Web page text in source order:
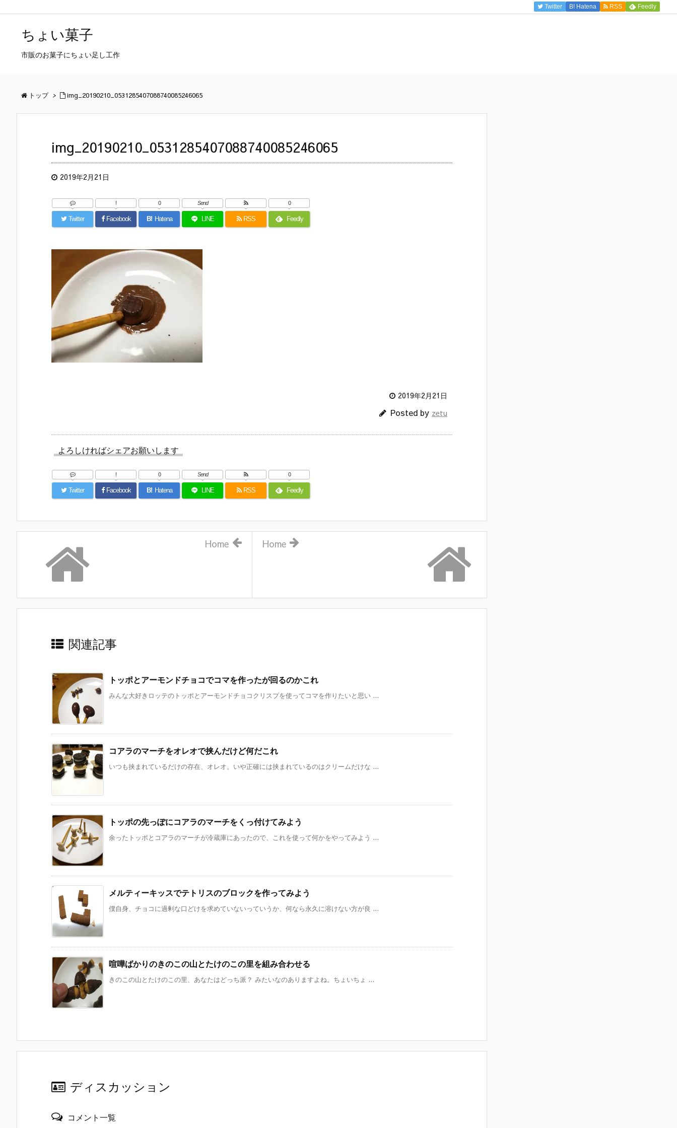
Twitter B! Hatena RSS Feedly
ちょい菓子
市販のお菓子にちょい足し工作
トップ > img_20190210_0531285407088740085246065
img_20190210_0531285407088740085246065
2019年2月21日
Twitter Facebook
!
B! Hatena
0
LINE
Send
RSS Feedly
0
2019年2月21日
Posted by zetu
よろしければシェアお願いします
Twitter Facebook
!
B! Hatena
0
LINE
Send
RSS Feedly
0
Home
Home
関連記事
トッポとアーモンドチョコでコマを作ったが回るのかこれ
みんな大好きロッテのトッポとアーモンドチョコクリスプを使ってコマを作りたいと思い ...
コアラのマーチをオレオで挟んだけど何だこれ
いつも挟まれているだけの存在、オレオ。いや正確には挟まれているのはクリームだけな ...
トッポの先っぽにコアラのマーチをくっ付けてみよう
余ったトッポとコアラのマーチが冷蔵庫にあったので、これを使って何かをやってみよう ...
メルティーキッスでテトリスのブロックを作ってみよう
僕自身、チョコに過剰な口どけを求めていないっていうか、何なら永久に溶けない方が良 ...
喧嘩ばかりのきのこの山とたけのこの里を組み合わせる
きのこの山とたけのこの里、あなたはどっち派？ みたいなのありますよね。ちょいちょ ...
ディスカッション
コメント一覧